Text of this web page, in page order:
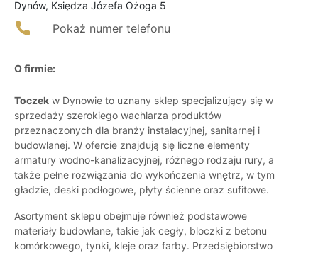
Dynów, Księdza Józefa Ożoga 5
Pokaż numer telefonu
O firmie:
Toczek w Dynowie to uznany sklep specjalizujący się w
sprzedaży szerokiego wachlarza produktów
przeznaczonych dla branży instalacyjnej, sanitarnej i
budowlanej. W ofercie znajdują się liczne elementy
armatury wodno-kanalizacyjnej, różnego rodzaju rury, a
także pełne rozwiązania do wykończenia wnętrz, w tym
gładzie, deski podłogowe, płyty ścienne oraz sufitowe.
Asortyment sklepu obejmuje również podstawowe
materiały budowlane, takie jak cegły, bloczki z betonu
komórkowego, tynki, kleje oraz farby. Przedsiębiorstwo